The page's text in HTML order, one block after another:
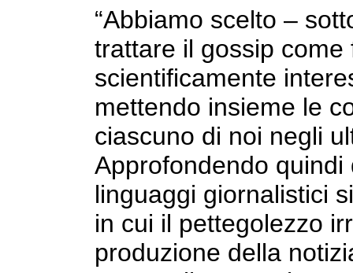
“Abbiamo scelto –
trattare il gossip
scientificamente
mettendo insieme le
ciascuno di noi negli
Approfondendo
linguaggi giornalistici
in cui il pettegolezzo
produzione della